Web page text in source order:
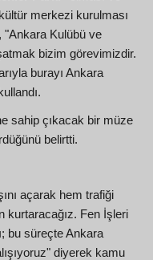
merkezi kurulması
"Ankara Kulübü ve
bizim görevimizdir.
burayı Ankara
sahip çıkacak bir müze
belirtti.
açarak hem trafiği
kurtaracağız. Fen İşleri
bu süreçte Ankara
diyerek kamu